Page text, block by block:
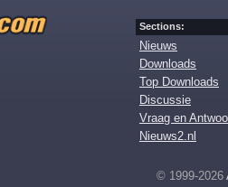
Sections:
Nieuws
Downloads
Top Downloads
Discussie
Vraag en
Nieuws2.nl
© 1999-2026